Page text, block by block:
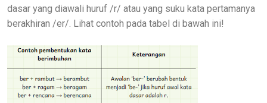
dasar yang diawali huruf /r/ atau yang suku kata pertamanya
berakhiran /er/. Lihat contoh pada tabel di bawah ini!